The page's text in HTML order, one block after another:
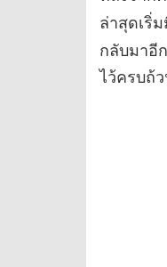
ล่าสุดเริ่
กลับมาอี
ไว้ครบถ้